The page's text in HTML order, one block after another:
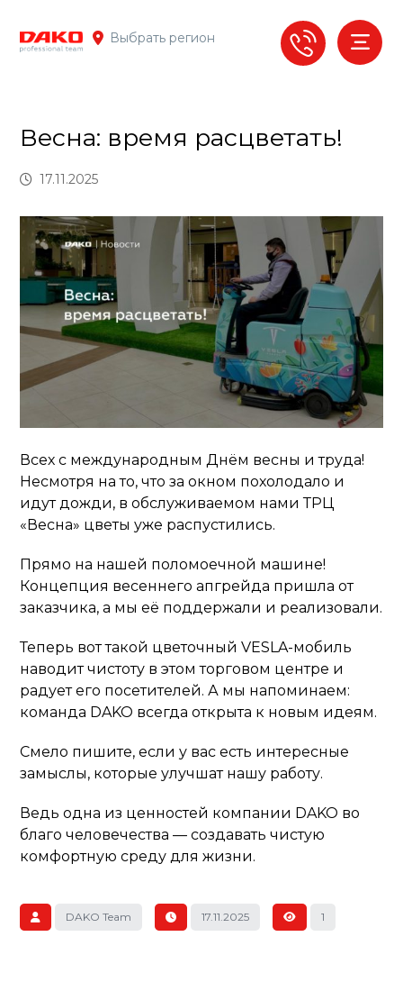
Выбрать регион
Весна: время расцветать!
17.11.2025
Всех с международным Днём весны и труда!
Несмотря на то, что за окном похолодало и
идут дожди, в обслуживаемом нами ТРЦ
«Весна» цветы уже распустились.
Прямо на нашей поломоечной машине!
Концепция весеннего апгрейда пришла от
заказчика, а мы её поддержали и реализовали.
Теперь вот такой цветочный VESLA-мобиль
наводит чистоту в этом торговом центре и
радует его посетителей. А мы напоминаем:
команда DAKO всегда открыта к новым идеям.
Смело пишите, если у вас есть интересные
замыслы, которые улучшат нашу работу.
Ведь одна из ценностей компании DAKO во
благо человечества — создавать чистую
комфортную среду для жизни.
DAKO Team 17.11.2025 1